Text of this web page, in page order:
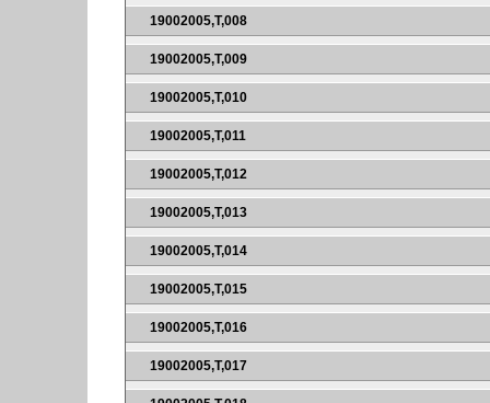
19002005,T,008
19002005,T,009
19002005,T,010
19002005,T,011
19002005,T,012
19002005,T,013
19002005,T,014
19002005,T,015
19002005,T,016
19002005,T,017